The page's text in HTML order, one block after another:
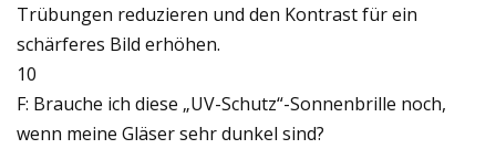
Trübungen reduzieren und den Kontrast für ein
schärferes Bild erhöhen.
10
F: Brauche ich diese „UV-Schutz“-Sonnenbrille noch,
wenn meine Gläser sehr dunkel sind?